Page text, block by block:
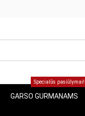
GARSO GURMANAMS
Specialūs pasiūlymai!